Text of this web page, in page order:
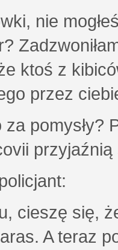
nie
ktoś z
przez
pomysły?
przyjaźnią
cieszę się,
A teraz